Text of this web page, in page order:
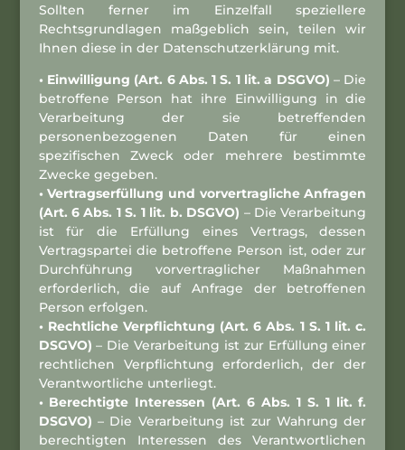
Sollten ferner im Einzelfall speziellere
Rechtsgrundlagen maßgeblich sein, teilen wir
Ihnen diese in der Datenschutzerklärung mit.
• Einwilligung (Art. 6 Abs. 1 S. 1 lit. a DSGVO) – Die
betroffene Person hat ihre Einwilligung in die
Verarbeitung der sie betreffenden
personenbezogenen Daten für einen
spezifischen Zweck oder mehrere bestimmte
Zwecke gegeben.
• Vertragserfüllung und vorvertragliche Anfragen
(Art. 6 Abs. 1 S. 1 lit. b. DSGVO) – Die Verarbeitung
ist für die Erfüllung eines Vertrags, dessen
Vertragspartei die betroffene Person ist, oder zur
Durchführung vorvertraglicher Maßnahmen
erforderlich, die auf Anfrage der betroffenen
Person erfolgen.
• Rechtliche Verpflichtung (Art. 6 Abs. 1 S. 1 lit. c.
DSGVO) – Die Verarbeitung ist zur Erfüllung einer
rechtlichen Verpflichtung erforderlich, der der
Verantwortliche unterliegt.
• Berechtigte Interessen (Art. 6 Abs. 1 S. 1 lit. f.
DSGVO) – Die Verarbeitung ist zur Wahrung der
berechtigten Interessen des Verantwortlichen